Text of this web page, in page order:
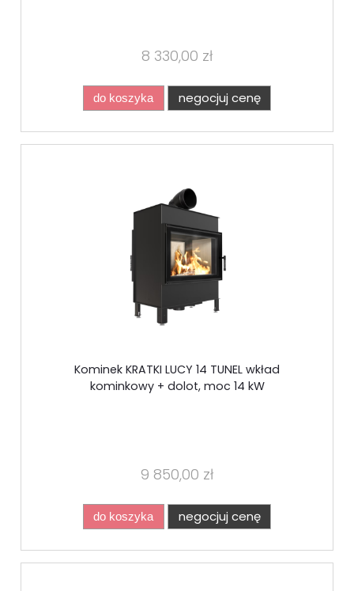
8 330,00 zł
do koszyka negocjuj cenę
Kominek KRATKI LUCY 14 TUNEL wkład
kominkowy + dolot, moc 14 kW
9 850,00 zł
do koszyka negocjuj cenę